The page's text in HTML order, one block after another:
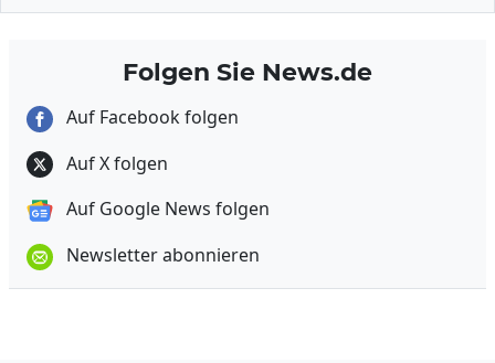
Folgen Sie News.de
Auf Facebook folgen
Auf X folgen
Auf Google News folgen
Newsletter abonnieren